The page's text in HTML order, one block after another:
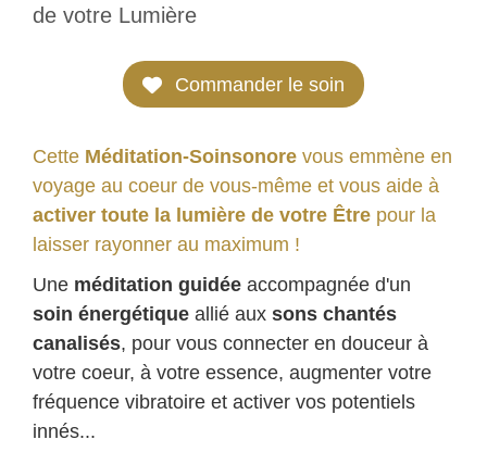
de votre Lumière
Commander le soin
Cette Méditation-Soinsonore vous emmène en
voyage au coeur de vous-même et vous aide à
activer toute la lumière de votre Être pour la
laisser rayonner au maximum !
Une méditation guidée accompagnée d'un
soin énergétique allié aux sons chantés
canalisés, pour vous connecter en douceur à
votre coeur, à votre essence, augmenter votre
fréquence vibratoire et activer vos potentiels
innés...